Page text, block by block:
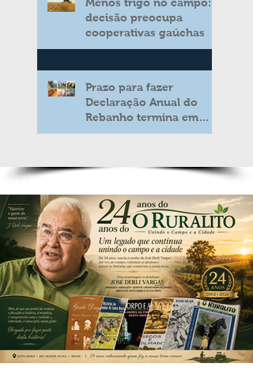
decisão preocupa
cooperativas gaúchas
Prazo para fazer
Declaração Anual do
Rebanho termina em
duas semanas